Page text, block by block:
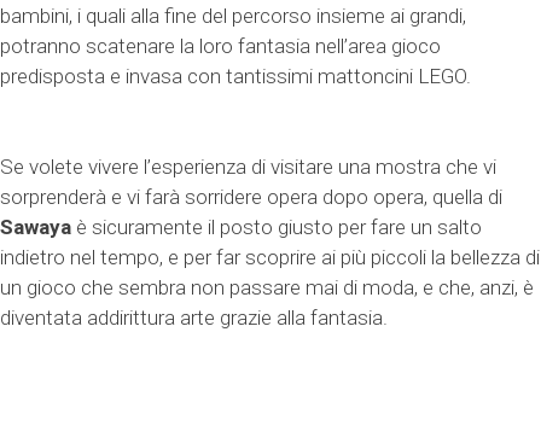
bambini, i quali alla fine del percorso insieme ai grandi,
potranno scatenare la loro fantasia nell’area gioco
predisposta e invasa con tantissimi mattoncini LEGO.
Se volete vivere l’esperienza di visitare una mostra che vi
sorprenderà e vi farà sorridere opera dopo opera, quella di
Sawaya è sicuramente il posto giusto per fare un salto
indietro nel tempo, e per far scoprire ai più piccoli la bellezza di
un gioco che sembra non passare mai di moda, e che, anzi, è
diventata addirittura arte grazie alla fantasia.